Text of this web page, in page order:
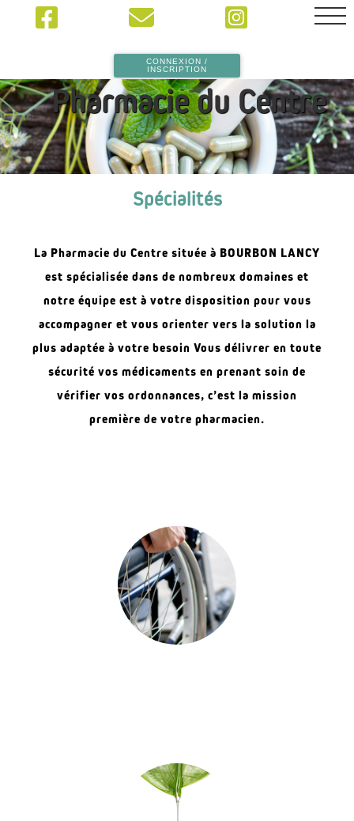
CONNEXION /
INSCRIPTION
Pharmacie du Centre
Spécialités
La Pharmacie du Centre située à BOURBON LANCY
est spécialisée dans de nombreux domaines et
notre équipe est à votre disposition pour vous
accompagner et vous orienter vers la solution la
plus adaptée à votre besoin Vous délivrer en toute
sécurité vos médicaments en prenant soin de
vérifier vos ordonnances, c’est la mission
première de votre pharmacien.